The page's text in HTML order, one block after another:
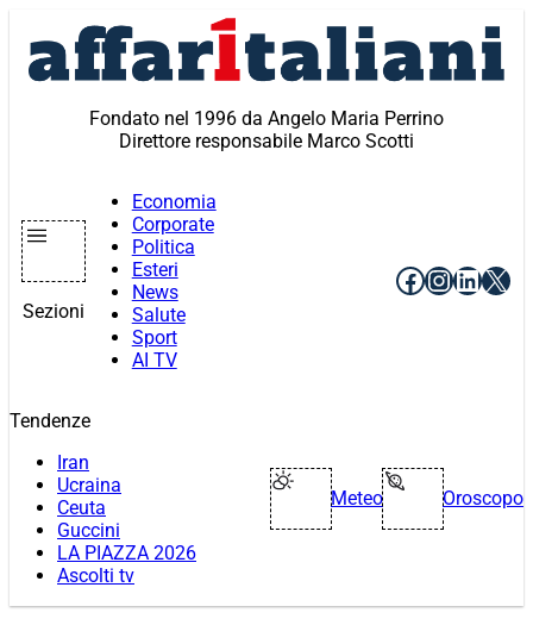
contenuto
Fondato nel 1996 da Angelo Maria Perrino
Direttore responsabile Marco Scotti
Sezioni
Economia
Corporate
Politica
Esteri
News
Salute
Sport
AI TV
Facebook
X
Tendenze
Iran
Ucraina
Ceuta
Guccini
LA PIAZZA 2026
Ascolti tv
Meteo Oroscopo